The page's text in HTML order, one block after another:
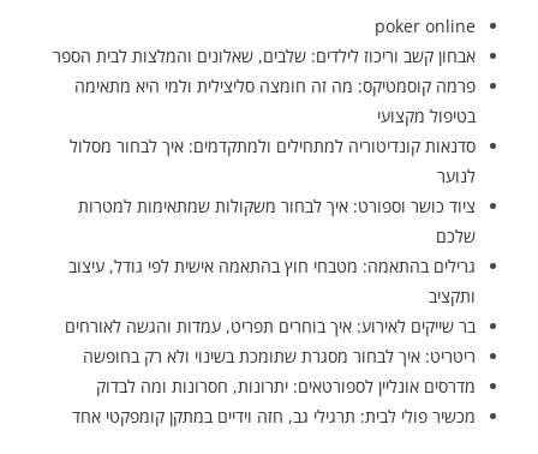
poker online
אבחון קשב וריכוז לילדים: שלבים, שאלונים והמלצות לבית הספר
פרמה קוסמטיקס: מה זה חומצה סליצילית ולמי היא מתאימה
בטיפול מקצועי
סדנאות קונדיטוריה למתחילים ולמתקדמים: איך לבחור מסלול
לנוער
ציוד כושר וספורט: איך לבחור משקולות שמתאימות למטרות
שלכם
גרילים בהתאמה: מטבחי חוץ בהתאמה אישית לפי גודל, עיצוב
ותקציב
בר שייקים לאירוע: איך בוחרים תפריט, עמדות והגשה לאורחים
ריטריט: איך לבחור מסגרת שתומכת בשינוי ולא רק בחופשה
מדרסים אונליין לספורטאים: יתרונות, חסרונות ומה לבדוק
מכשיר פולי לבית: תרגילי גב, חזה וידיים במתקן קומפקטי אחד